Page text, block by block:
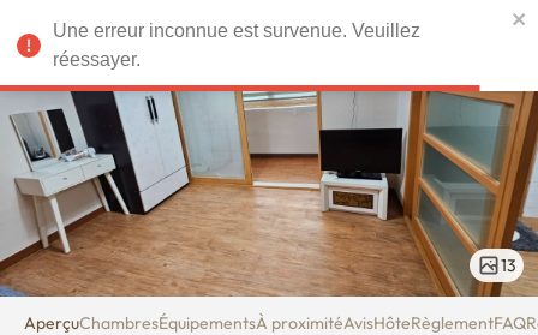
Asan Booksuri Cozy room
EUR
13
AperçuChambresÉquipementsÀ proximitéAvisHôteRèglementFAQ
Une erreur inconnue est survenue. Veuillez
réessayer.